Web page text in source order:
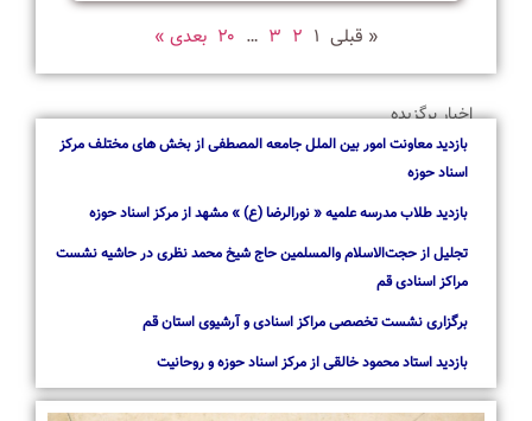
از میراث مکتوب و شفاهی حوزه‌های علمیه قرار گرفت.